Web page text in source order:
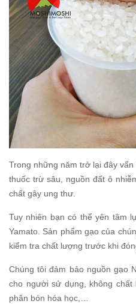
Trong những năm trở lại đây
thuốc trừ sâu, nguồn đất ô
chất gây ung thư.
Tuy nhiên bạn có thể yên tâm
Yamato. Sản phẩm gạo của
kiểm tra chất lượng trước khi
Chúng tôi đảm bảo nguồn gạo
cho người sử dụng, không
phân bón hóa học,…